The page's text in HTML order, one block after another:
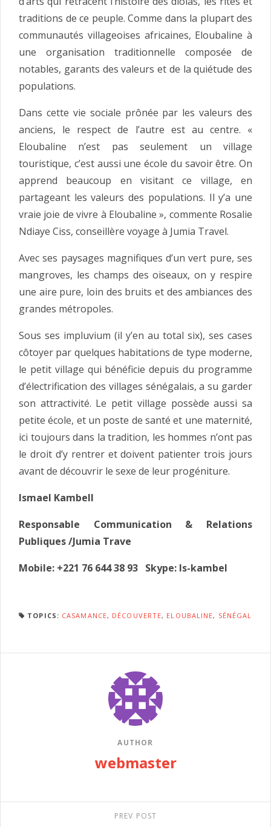
traditions de ce peuple. Comme dans la plupart des
communautés villageoises africaines, Eloubaline à
une organisation traditionnelle composée de
notables, garants des valeurs et de la quiétude des
populations.
Dans cette vie sociale prônée par les valeurs des
anciens, le respect de l’autre est au centre. «
Eloubaline n’est pas seulement un village
touristique, c’est aussi une école du savoir être. On
apprend beaucoup en visitant ce village, en
partageant les valeurs des populations. Il y’a une
vraie joie de vivre à Eloubaline », commente Rosalie
Ndiaye Ciss, conseillère voyage à Jumia Travel.
Avec ses paysages magnifiques d’un vert pure, ses
mangroves, les champs des oiseaux, on y respire
une aire pure, loin des bruits et des ambiances des
grandes métropoles.
Sous ses impluvium (il y’en au total six), ses cases
côtoyer par quelques habitations de type moderne,
le petit village qui bénéficie depuis du programme
d’électrification des villages sénégalais, a su garder
son attractivité. Le petit village possède aussi sa
petite école, et un poste de santé et une maternité,
ici toujours dans la tradition, les hommes n’ont pas
le droit d’y rentrer et doivent patienter trois jours
avant de découvrir le sexe de leur progéniture.
Ismael Kambell
Responsable Communication & Relations
Publiques /Jumia Trave
Mobile: +221 76 644 38 93 Skype: Is-kambel
TOPICS: CASAMANCE, DÉCOUVERTE, ELOUBALINE, SÉNÉGAL
AUTHOR
webmaster
PREV POST